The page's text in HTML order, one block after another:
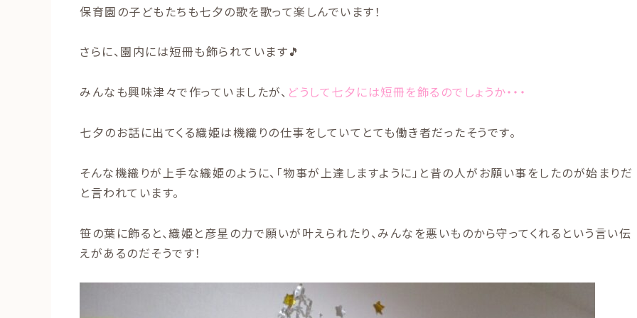
保育園の子どもたちも七夕の歌を歌って楽しんでいます！
さらに、園内には短冊も飾られています🎵
みんなも興味津々で作っていましたが、 どうして七夕には短冊を飾るのでしょうか・・・
七夕のお話に出てくる織姫は機織りの仕事をしていてとても働き者だったそうです。
そんな機織りが上手な織姫のように、「物事が上達しますように」と昔の人がお願い事をしたのが始まりだ
と言われています。
笹の葉に飾ると、織姫と彦星の力で願いが叶えられたり、みんなを悪いものから守ってくれるという言い伝
えがあるのだそうです！